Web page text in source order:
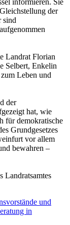
der
sind
Landrat Florian
Selbert, Enkelin
Leben und
der
hat, wie
für demokratische
Grundgesetzes
vor allem
bewahren –
Landratsamtes
und
in